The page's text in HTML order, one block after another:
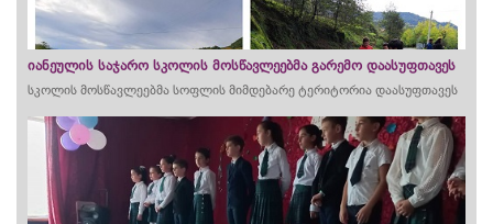
იანეულის საჯარო სკოლის მოსწავლეებმა გარემო დაასუფთავეს
სკოლის მოსწავლეებმა სოფლის მიმდებარე ტერიტორია დაასუფთავეს